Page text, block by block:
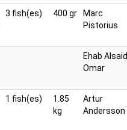
3 fish(es) 400 gr
Marc
Pistorius
Ehab Alsaid
Omar
1 fish(es)
1.85
kg
Artur
Andersson